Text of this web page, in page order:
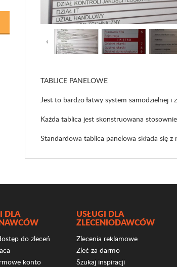
TABLICE PANELOWE
Jest to bardzo łatwy system samodzielnej
Każda tablica jest skonstruowana
Standardowa tablica panelowa składa się
DLA
do zleceń
konto
USŁUGI DLA
ZLECENIODAWCÓW
Zlecenia reklamowe
Zleć za darmo
Szukaj inspiracji